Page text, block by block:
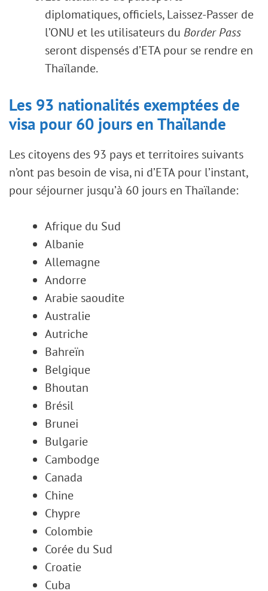
diplomatiques, officiels, Laissez-Passer de
l’ONU et les utilisateurs du Border Pass
seront dispensés d’ETA pour se rendre en
Thaïlande.
Les 93 nationalités exemptées de
visa pour 60 jours en Thaïlande
Les citoyens des 93 pays et territoires suivants
n’ont pas besoin de visa, ni d’ETA pour l’instant,
pour séjourner jusqu’à 60 jours en Thaïlande:
Afrique du Sud
Albanie
Allemagne
Andorre
Arabie saoudite
Australie
Autriche
Bahreïn
Belgique
Bhoutan
Brésil
Brunei
Bulgarie
Cambodge
Canada
Chine
Chypre
Colombie
Corée du Sud
Croatie
Cuba